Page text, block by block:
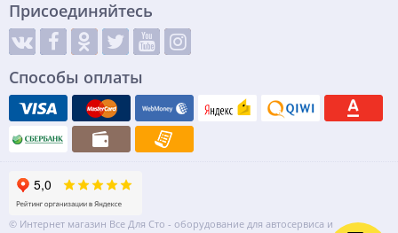
Присоединяйтесь
Способы оплаты
© Интернет магазин Все Для Сто - оборудование для автосервиса и